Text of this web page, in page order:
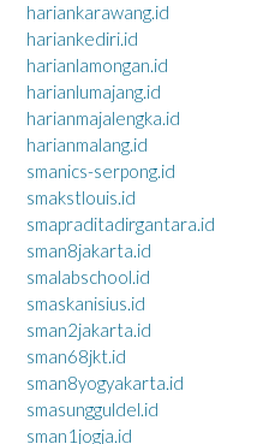
hariankarawang.id
hariankediri.id
harianlamongan.id
harianlumajang.id
harianmajalengka.id
harianmalang.id
smanics-serpong.id
smakstlouis.id
smapraditadirgantara.id
sman8jakarta.id
smalabschool.id
smaskanisius.id
sman2jakarta.id
sman68jkt.id
sman8yogyakarta.id
smasungguldel.id
sman1jogja.id